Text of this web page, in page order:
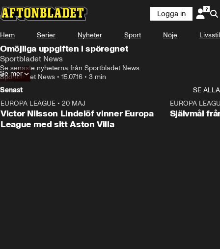
Logga in
Hem Serier Nyheter Sport Nöje Livsstil
Omöjliga uppgiften i spöregnet
Sportbladet News
Se senaste nyheterna från Sportbladet News
Sportbladet News • 15.07.16 • 3 min
Se mer
Senast
SE ALLA
EUROPA LEAGUE • 20 MAJ
Victor Nilsson Lindelöf vinner Europa
League med sitt Aston Villa
EUROPA
Självmål